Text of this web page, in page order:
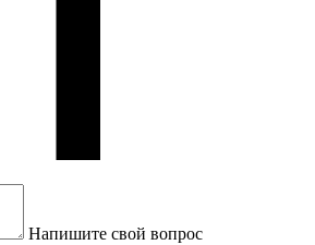
Напишите свой вопрос